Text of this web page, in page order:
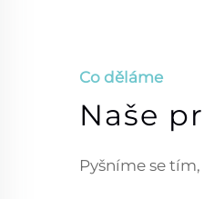
Co děláme
Naše
Pyšníme se